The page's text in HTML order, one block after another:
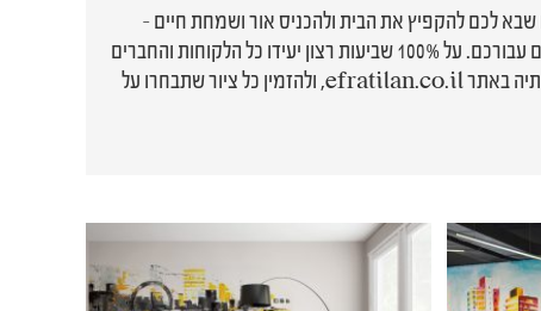
שבא לכם להקפיץ את הבית ולהכניס אור ושמחת חיים -
אפרת אילן, ציירת ואמנית רב תחומית, תיצור לכם בהתאמה אישית את הציורים המדויקים עבורכם. על 100% שביעות רצון יעידו כל הלקוחות והחברים
הרבים שצברה במהלך 20 שנים של עשייה בתחום. ניתן לצפות בפרויקטים השונים וביצירותיה באתר efratilan.co.il, ולהזמין כל ציור שתבחרו על